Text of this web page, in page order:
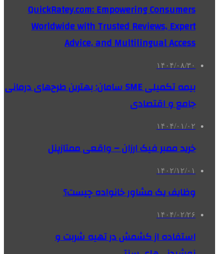
QuickRatey.com: Empowering Consumers
Worldwide with Trusted Reviews, Expert
Advice, and Multilingual Access
۱۴۰۴/۰۸/۳۰
بیمه تکمیلی SME سامان: بهترین طرح‌های درمانی
جامع و اقتصادی
۱۴۰۴/۰۱/۰۲
خرید ممبر فیک ارزان – واقعی ممتازپنل
۱۴۰۲/۱۲/۰۱
وظایف یک مشاور خانواده چیست؟
۱۴۰۴/۰۲/۲۶
استفاده از کشمش در تهیه شربت و